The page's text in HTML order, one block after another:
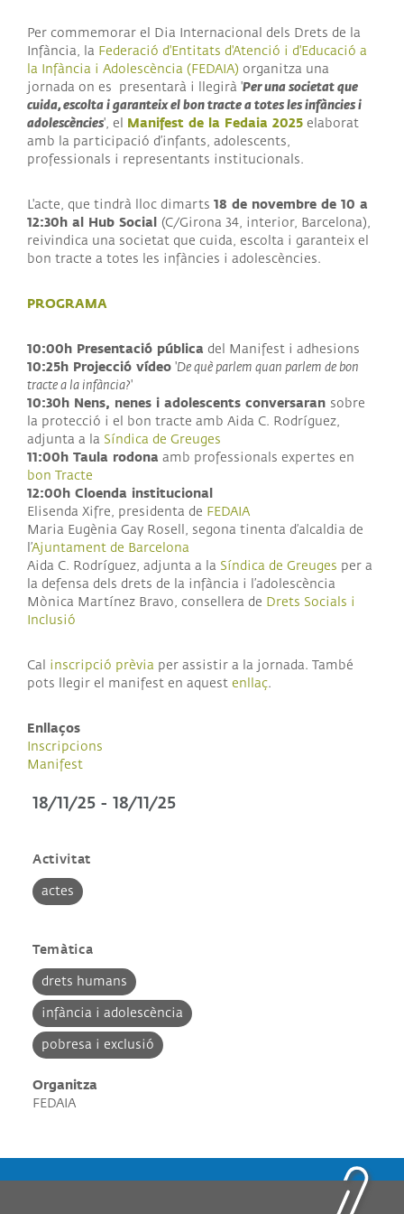
Per commemorar el Dia Internacional dels Drets de la
Infància, la Federació d'Entitats d'Atenció i d'Educació a
la Infància i Adolescència (FEDAIA) organitza una
jornada on es presentarà i llegirà 'Per una societat que
cuida, escolta i garanteix el bon tracte a totes les infàncies i
adolescències', el Manifest de la Fedaia 2025 elaborat
amb la participació d’infants, adolescents,
professionals i representants institucionals.
L'acte, que tindrà lloc dimarts 18 de novembre de 10 a
12:30h al Hub Social
(C/Girona 34, interior, Barcelona),
reivindica una societat que cuida, escolta i garanteix el
bon tracte a totes les infàncies i adolescències.
PROGRAMA
10:00h Presentació pública del Manifest i adhesions
10:25h Projecció vídeo 'De què parlem quan parlem de bon
tracte a la infància?'
10:30h Nens, nenes i adolescents conversaran sobre
la protecció i el bon tracte amb Aida C. Rodríguez,
adjunta a la Síndica de Greuges
11:00h Taula rodona amb professionals expertes en
bon Tracte
12:00h Cloenda institucional
Elisenda Xifre, presidenta de FEDAIA
Maria Eugènia Gay Rosell, segona tinenta d’alcaldia de
l’Ajuntament de Barcelona
Aida C. Rodríguez, adjunta a la Síndica de Greuges per a
la defensa dels drets de la infància i l’adolescència
Mònica Martínez Bravo, consellera de Drets Socials i
Inclusió
Cal inscripció prèvia per assistir a la jornada. També
pots llegir el manifest en aquest enllaç.
Enllaços
Inscripcions
Manifest
18/11/25- 18/11/25
Activitat
actes
Temàtica
drets humans
infància i adolescència
pobresa i exclusió
Organitza
FEDAIA